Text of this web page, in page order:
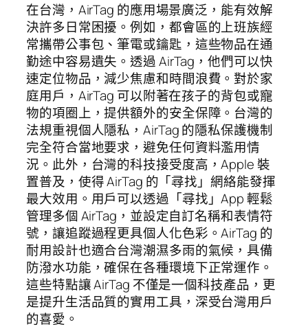
在台灣，AirTag 的應用場景廣泛，能有效解
決許多日常困擾。例如，都會區的上班族經
常攜帶公事包、筆電或鑰匙，這些物品在通
勤途中容易遺失。透過 AirTag，他們可以快
速定位物品，減少焦慮和時間浪費。對於家
庭用戶，AirTag 可以附著在孩子的背包或寵
物的項圈上，提供額外的安全保障。台灣的
法規重視個人隱私，AirTag 的隱私保護機制
完全符合當地要求，避免任何資料濫用情
況。此外，台灣的科技接受度高，Apple 裝
置普及，使得 AirTag 的「尋找」網絡能發揮
最大效用。用戶可以透過「尋找」App 輕鬆
管理多個 AirTag，並設定自訂名稱和表情符
號，讓追蹤過程更具個人化色彩。AirTag 的
耐用設計也適合台灣潮濕多雨的氣候，具備
防潑水功能，確保在各種環境下正常運作。
這些特點讓 AirTag 不僅是一個科技產品，更
是提升生活品質的實用工具，深受台灣用戶
的喜愛。